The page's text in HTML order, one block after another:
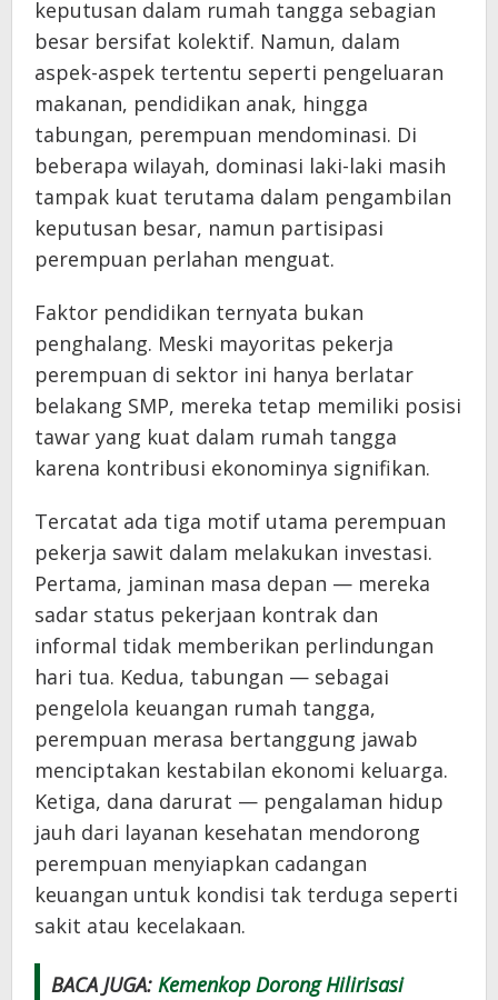
keputusan dalam rumah tangga sebagian
besar bersifat kolektif. Namun, dalam
aspek-aspek tertentu seperti pengeluaran
makanan, pendidikan anak, hingga
tabungan, perempuan mendominasi. Di
beberapa wilayah, dominasi laki-laki masih
tampak kuat terutama dalam pengambilan
keputusan besar, namun partisipasi
perempuan perlahan menguat.
Faktor pendidikan ternyata bukan
penghalang. Meski mayoritas pekerja
perempuan di sektor ini hanya berlatar
belakang SMP, mereka tetap memiliki posisi
tawar yang kuat dalam rumah tangga
karena kontribusi ekonominya signifikan.
Tercatat ada tiga motif utama perempuan
pekerja sawit dalam melakukan investasi.
Pertama, jaminan masa depan — mereka
sadar status pekerjaan kontrak dan
informal tidak memberikan perlindungan
hari tua. Kedua, tabungan — sebagai
pengelola keuangan rumah tangga,
perempuan merasa bertanggung jawab
menciptakan kestabilan ekonomi keluarga.
Ketiga, dana darurat — pengalaman hidup
jauh dari layanan kesehatan mendorong
perempuan menyiapkan cadangan
keuangan untuk kondisi tak terduga seperti
sakit atau kecelakaan.
BACA JUGA: Kemenkop Dorong Hilirisasi